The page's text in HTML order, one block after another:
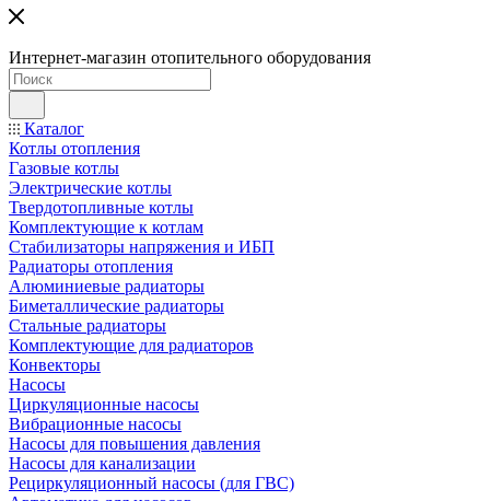
Интернет-магазин отопительного оборудования
Каталог
Котлы отопления
Газовые котлы
Электрические котлы
Твердотопливные котлы
Комплектующие к котлам
Стабилизаторы напряжения и ИБП
Радиаторы отопления
Алюминиевые радиаторы
Биметаллические радиаторы
Стальные радиаторы
Комплектующие для радиаторов
Конвекторы
Насосы
Циркуляционные насосы
Вибрационные насосы
Насосы для повышения давления
Насосы для канализации
Рециркуляционный насосы (для ГВС)